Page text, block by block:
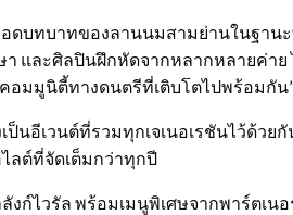
ดบทบาทของลานนมสามย่านในฐาน
า และศิลปินฝึกหัดจากหลากหลายค่า
อมมูนิตี้ทางดนตรีที่เติบโตไปพร้อมกัน
ป็นอีเวนต์ที่รวมทุกเจเนอเรชันไว้ด้ว
ลต์ที่จัดเต็มกว่าทุกปี
งก์ไวรัล พร้อมเมนูพิเศษจากพาร์ตเน